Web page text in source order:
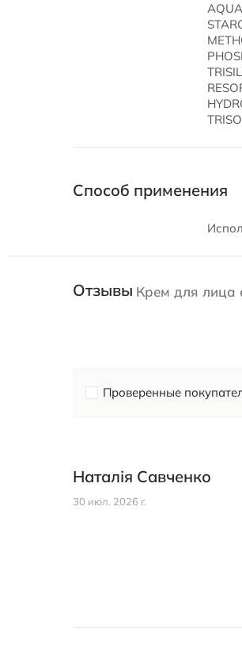
Способ применения
Отзывы Крем для лица
Проверенные
Наталія Савченко
30 июл. 2026 г.